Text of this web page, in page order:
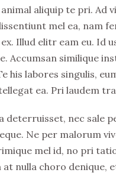
aliquip te pri. Ad
mel ea, nam
Illud elitr eam eu. Id
Accumsan similique
his labores singulis,
ea. Pri laudem
deterruisset, nec sale
Ne per malorum
mel id, no pri
nulla choro denique,